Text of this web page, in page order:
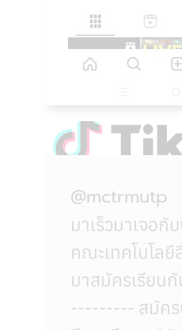
@mctrmutp
มาเร็วมาเจอ
คณะเทคโนโล
มาสมัครเรียน
--------- สมัคร